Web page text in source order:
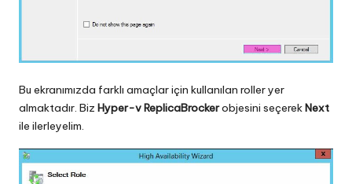
Bu ekranımızda farklı amaçlar için kullanılan roller yer
almaktadır. Biz Hyper-v ReplicaBrockerobjesini seçerekNext
ile ilerleyelim.